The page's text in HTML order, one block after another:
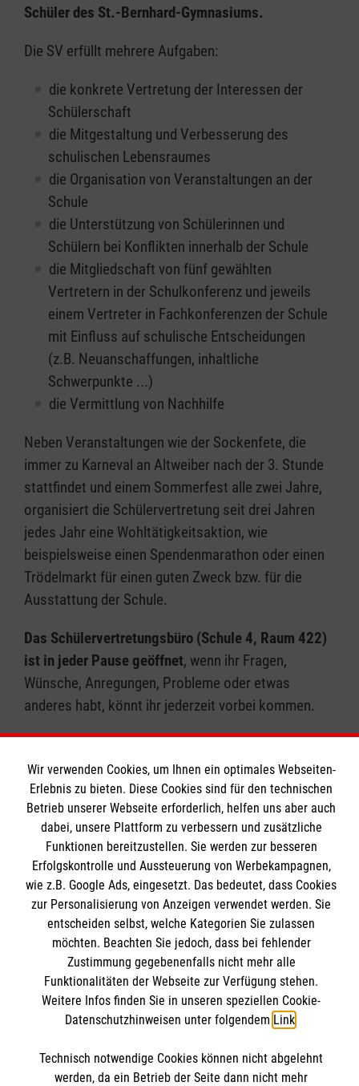
Schüler des St.-Bernhard-Gymnasiums.
Die SV erfüllt mehrere Aufgaben:
die konkrete Vertretung der Interessen der
Schülerschaft
die Mitgestaltung und Verbesserung des
schulischen Lebensraumes
die Organisation von Veranstaltungen an der
Schule
die Unterstützung von Schülerinnen und
Schülern bei Konflikten innerhalb der Schule
die Mitgliedschaft von fünf gewählten
Vertretern in der Schulkonferenz und jeweils
einem Vertreter in Fachkonferenzen der Schule
mit Einfluss auf schulische Entscheidungen
(z.B. Neuanschaffungen, inhaltliche
Schwerpunkte ...)
die Vermittlung von Nachhilfe
Neben Veranstaltungen wie der Sockenfete, die
immer zu Karneval an Altweiber nach der 3. Stunde
stattfindet und einem Sommerfest alle zwei Jahre,
organisiert die Schülervertretung seit drei Jahren
jedes Jahr eine Wohltätigkeitsaktion, wie
beispielsweise einen Spendenmarathon oder einen
Trödelmarkt für einen guten Zweck bzw. für die
Ausstattung der Schule.
Das Schülervertretungsbüro (Schule 4, Raum 422)
ist in jeder Pause geöffnet, wenn ihr Fragen,
Wünsche, Anregungen, Probleme oder etwas
anderes habt, könnt ihr jederzeit vorbei kommen.
Das St.-Bernhard-Gymnasium
Schulprofil
Anmeldung
Beratungsangebote
Informationen
Termine
Aktuelle Nachrichten
Kontakt
Wir verwenden Cookies, um Ihnen ein optimales Webseiten-
Erlebnis zu bieten. Diese Cookies sind für den technischen
Betrieb unserer Webseite erforderlich, helfen uns aber auch
dabei, unsere Plattform zu verbessern und zusätzliche
Funktionen bereitzustellen. Sie werden zur besseren
Erfolgskontrolle und Aussteuerung von Werbekampagnen,
wie z.B. Google Ads, eingesetzt. Das bedeutet, dass Cookies
zur Personalisierung von Anzeigen verwendet werden. Sie
entscheiden selbst, welche Kategorien Sie zulassen
möchten. Beachten Sie jedoch, dass bei fehlender
Zustimmung gegebenenfalls nicht mehr alle
Funktionalitäten der Webseite zur Verfügung stehen.
Weitere Infos finden Sie in unseren speziellen Cookie-
Datenschutzhinweisen unter folgendem Link.
Technisch notwendige Cookies können nicht abgelehnt
werden, da ein Betrieb der Seite dann nicht mehr